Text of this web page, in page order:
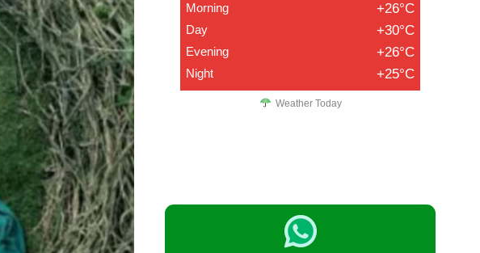
Morning +26°C
Day +30°C
Evening +26°C
Night +25°C
Weather Today